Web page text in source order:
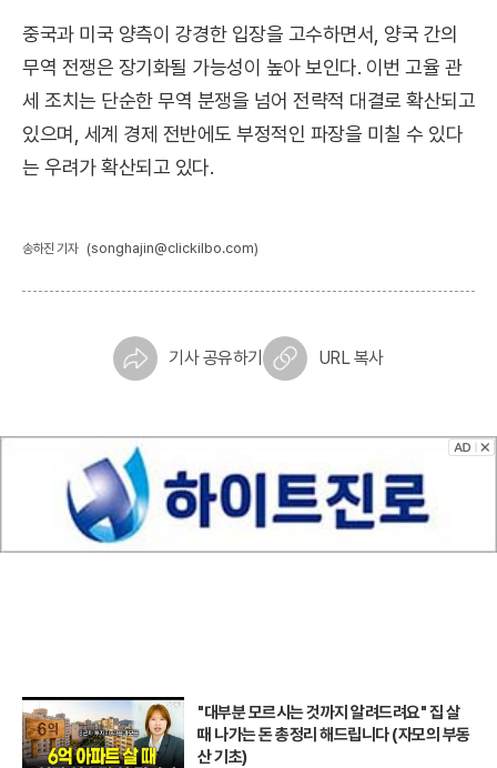
중국과 미국 양측이 강경한 입장을 고수하면서, 양국 간의
무역 전쟁은 장기화될 가능성이 높아 보인다. 이번 고율 관
세 조치는 단순한 무역 분쟁을 넘어 전략적 대결로 확산되고
있으며, 세계 경제 전반에도 부정적인 파장을 미칠 수 있다
는 우려가 확산되고 있다.
송하진 기자 (songhajin@clickilbo.com)
기사 공유하기 URL 복사
"대부분 모르시는 것까지 알려드려요" 집 살
때 나가는 돈 총정리 해드립니다 (자모의 부동
산 기초)